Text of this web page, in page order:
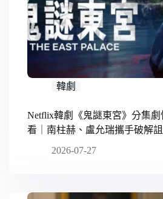
韓劇
Netflix韓劇《鬼謎東宮》分集
看｜南柱赫、盧允瑞攜手破解詛
2026-07-27